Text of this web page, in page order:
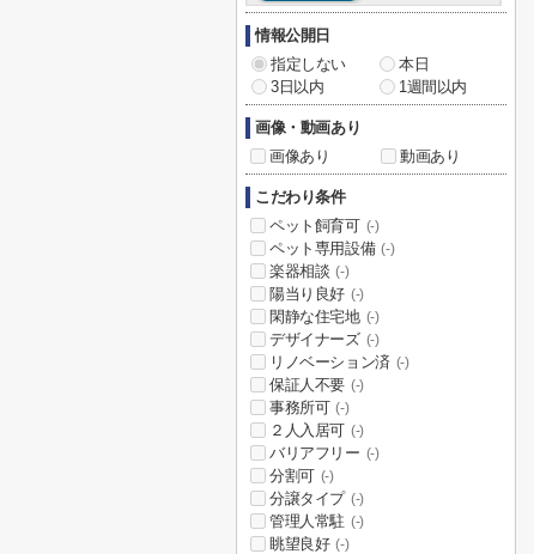
情報公開日
指定しない
本日
3日以内
1週間以内
画像・動画あり
画像あり
動画あり
こだわり条件
ペット飼育可 (-)
ペット専用設備 (-)
楽器相談 (-)
陽当り良好 (-)
閑静な住宅地 (-)
デザイナーズ (-)
リノベーション済 (-)
保証人不要 (-)
事務所可 (-)
２人入居可 (-)
バリアフリー (-)
分割可 (-)
分譲タイプ (-)
管理人常駐 (-)
眺望良好 (-)